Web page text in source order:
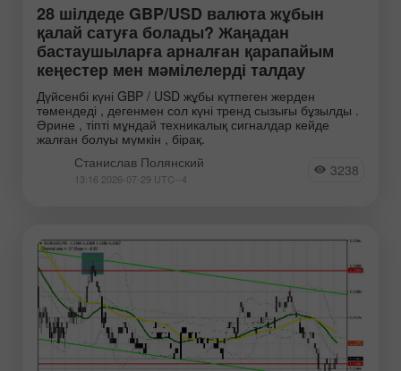
28 шілдеде GBP/USD валюта жұбын
қалай сатуға болады? Жаңадан
бастаушыларға арналған қарапайым
кеңестер мен мәмілелерді талдау
Дүйсенбі күні GBP / USD жұбы күтпеген жерден
төмендеді , дегенмен сол күні тренд сызығы бұзылды .
Әрине , тіпті мұндай техникалық сигналдар кейде
жалған болуы мүмкін , бірақ.
Станислав Полянский
13:16 2026-07-29 UTC--4 3238